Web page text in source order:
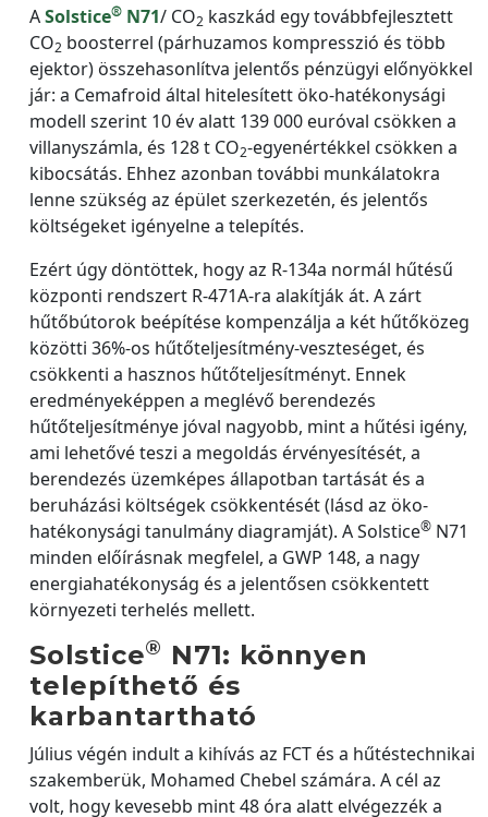
ASolstice® N71/ CO2 kaszkád egy továbbfejlesztett
CO2 boosterrel (párhuzamos kompresszió és több
ejektor) összehasonlítva jelentős pénzügyi előnyökkel
jár: a Cemafroid által hitelesített öko-hatékonysági
modell szerint 10 év alatt 139 000 euróval csökken a
villanyszámla, és 128 t CO2-egyenértékkel csökken a
kibocsátás. Ehhez azonban további munkálatokra
lenne szükség az épület szerkezetén, és jelentős
költségeket igényelne a telepítés.
Ezért úgy döntöttek, hogy az R-134a normál hűtésű
központi rendszert R-471A-ra alakítják át. A zárt
hűtőbútorok beépítése kompenzálja a két hűtőközeg
közötti 36%-os hűtőteljesítmény-veszteséget, és
csökkenti a hasznos hűtőteljesítményt. Ennek
eredményeképpen a meglévő berendezés
hűtőteljesítménye jóval nagyobb, mint a hűtési igény,
ami lehetővé teszi a megoldás érvényesítését, a
berendezés üzemképes állapotban tartását és a
beruházási költségek csökkentését (lásd az öko-
hatékonysági tanulmány diagramját). A Solstice® N71
minden előírásnak megfelel, a GWP 148, a nagy
energiahatékonyság és a jelentősen csökkentett
környezeti terhelés mellett.
Solstice® N71: könnyen
telepíthető és
karbantartható
Július végén indult a kihívás az FCT és a hűtéstechnikai
szakemberük, Mohamed Chebel számára. A cél az
volt, hogy kevesebb mint 48 óra alatt elvégezzék a